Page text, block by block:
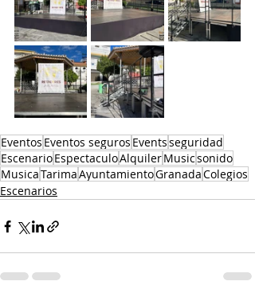
Eventos Eventos seguros Eventsseguridad
EscenarioEspectaculoAlquilerMusicsonido
MusicaTarimaAyuntamientoGranadaColegios
Escenarios